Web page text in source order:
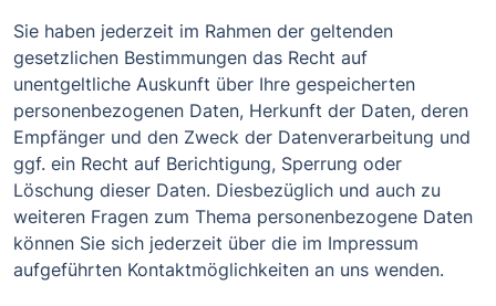
Sie haben jederzeit im Rahmen der geltenden
gesetzlichen Bestimmungen das Recht auf
unentgeltliche Auskunft über Ihre gespeicherten
personenbezogenen Daten, Herkunft der Daten, deren
Empfänger und den Zweck der Datenverarbeitung und
ggf. ein Recht auf Berichtigung, Sperrung oder
Löschung dieser Daten. Diesbezüglich und auch zu
weiteren Fragen zum Thema personenbezogene Daten
können Sie sich jederzeit über die im Impressum
aufgeführten Kontaktmöglichkeiten an uns wenden.